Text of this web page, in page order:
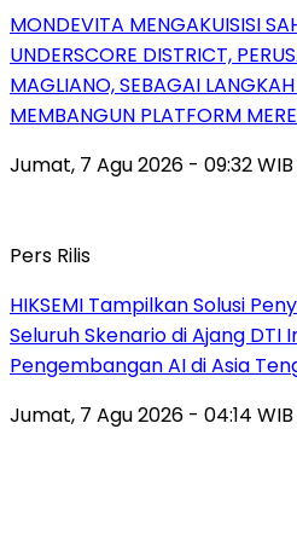
MONDEVITA MENGAKUISISI
UNDERSCORE DISTRICT,
MAGLIANO, SEBAGAI
MEMBANGUN PLATFORM
Jumat, 7 Agu 2026 - 09:32 WIB
Pers Rilis
HIKSEMI Tampilkan Solusi
Seluruh Skenario di Ajang DTI
Pengembangan AI di Asia
Jumat, 7 Agu 2026 - 04:14 WIB